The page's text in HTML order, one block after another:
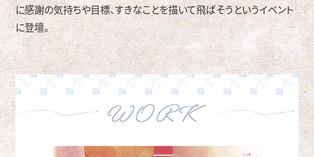
に感謝の気持ちや目標、すきなことを描いて飛ばそうというイベント
に登壇。